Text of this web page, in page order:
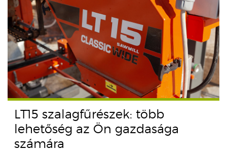
LT15 szalagfűrészek: több
lehetőség az Ön gazdasága
számára